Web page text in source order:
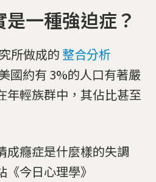
一種強迫症？
所做成的 整合分析
國約有 3%的人口有著嚴
年輕族群中，其佔比甚至
成癮症是什麼樣的失調
今日心理學》